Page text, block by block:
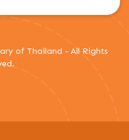
of Thailand - All Rights